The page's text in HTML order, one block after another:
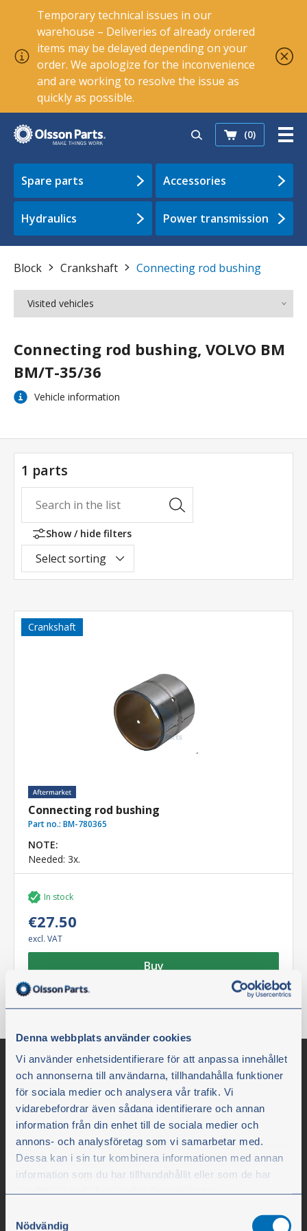
Denna webbplats använder cookies
Vi använder enhetsidentifierare för att anpassa innehållet
och annonserna till användarna, tillhandahålla funktioner
för sociala medier och analysera vår trafik. Vi
vidarebefordrar även sådana identifierare och annan
information från din enhet till de sociala medier och
annons- och analysföretag som vi samarbetar med.
Dessa kan i sin tur kombinera informationen med annan
information som du har tillhandahållit eller som de har
Du kan när som helst ändra ditt val. För att återkalla ditt
Nödvändig
Temporary technical issues in our
warehouse – Deliveries of already ordered
items may be delayed depending on your
order. We apologize for the inconvenience
and are working to resolve the issue as
quickly as possible.
(0)
Spare parts Accessories
Hydraulics Power transmission
Block Crankshaft Connecting rod bushing
Visited vehicles
Connecting rod bushing, VOLVO BM
BM/T-35/36
Vehicle information
1 parts
Show / hide filters
Select sorting
Crankshaft
Connecting rod bushing
Part no.: BM-780365
NOTE:
Needed: 3x.
In stock
€27.50
excl. VAT
Buy
Olssons i Ellös
Olssons i Ellös AB